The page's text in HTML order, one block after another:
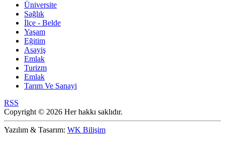
Üniversite
Sağlık
İlçe - Belde
Yaşam
Eğitim
Asayiş
Emlak
Turizm
Emlak
Tarım Ve Sanayi
RSS
Copyright © 2026 Her hakkı saklıdır.
Yazılım & Tasarım: WK Bilişim